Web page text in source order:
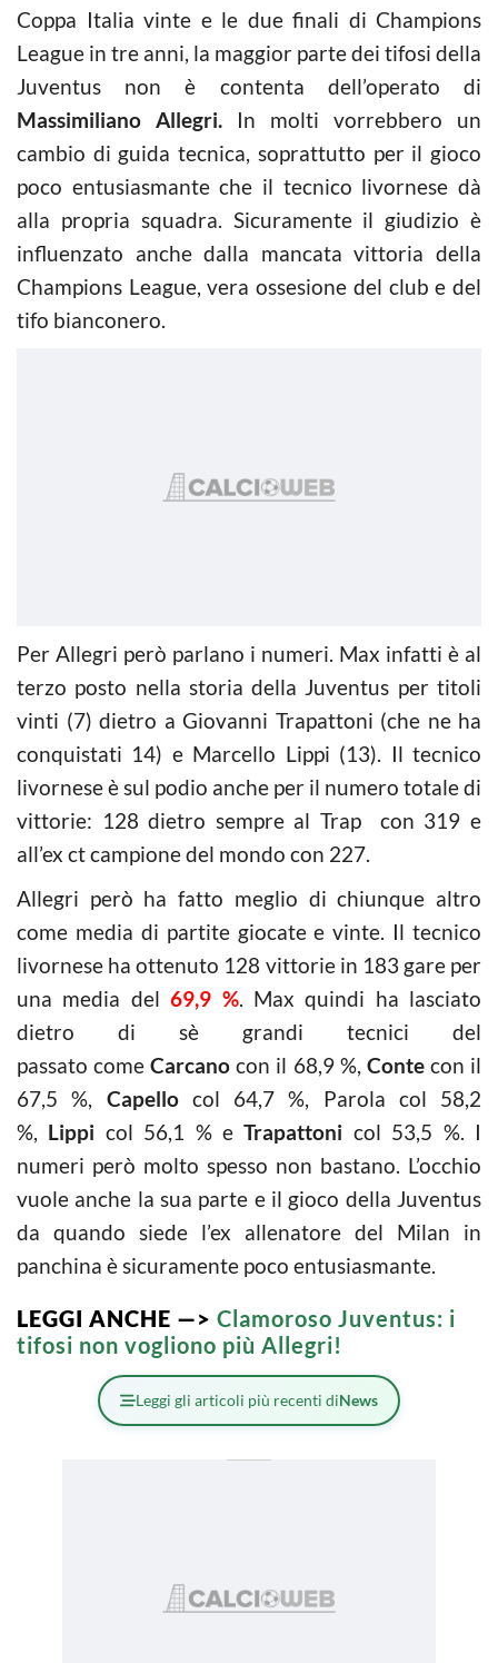
Coppa Italia vinte e le due finali di Champions
League in tre anni, la maggior parte dei tifosi della
Juventus non è contenta dell’operato di
Massimiliano Allegri. In molti vorrebbero un
cambio di guida tecnica, soprattutto per il gioco
poco entusiasmante che il tecnico livornese dà
alla propria squadra. Sicuramente il giudizio è
influenzato anche dalla mancata vittoria della
Champions League, vera ossesione del club e del
tifo bianconero.
Per Allegri però parlano i numeri. Max infatti è al
terzo posto nella storia della Juventus per titoli
vinti (7) dietro a Giovanni Trapattoni (che ne ha
conquistati 14) e Marcello Lippi (13). Il tecnico
livornese è sul podio anche per il numero totale di
vittorie: 128 dietro sempre al Trap con 319 e
all’ex ct campione del mondo con 227.
Allegri però ha fatto meglio di chiunque altro
come media di partite giocate e vinte. Il tecnico
livornese ha ottenuto 128 vittorie in 183 gare per
una media del69,9 %. Max quindi ha lasciato
dietro di sè grandi tecnici del
passato comeCarcano con il 68,9 %, Conte con il
67,5 %, Capello col 64,7 %, Parola col 58,2
%, Lippi col 56,1 % eTrapattoni col 53,5 %. I
numeri però molto spesso non bastano. L’occhio
vuole anche la sua parte e il gioco della Juventus
da quando siede l’ex allenatore del Milan in
panchina è sicuramente poco entusiasmante.
LEGGI ANCHE —> Clamoroso Juventus: i
tifosi non vogliono più Allegri!
Leggi gli articoli più recenti diNews